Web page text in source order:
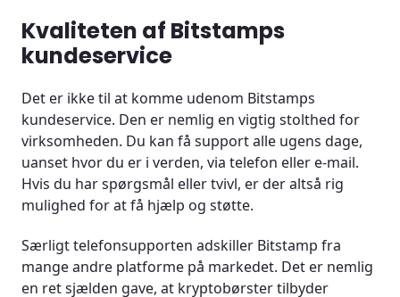
Kvaliteten af Bitstamps
kundeservice
Det er ikke til at komme udenom Bitstamps
kundeservice. Den er nemlig en vigtig stolthed for
virksomheden. Du kan få support alle ugens dage,
uanset hvor du er i verden, via telefon eller e-mail.
Hvis du har spørgsmål eller tvivl, er der altså rig
mulighed for at få hjælp og støtte.
Særligt telefonsupporten adskiller Bitstamp fra
mange andre platforme på markedet. Det er nemlig
en ret sjælden gave, at kryptobørster tilbyder